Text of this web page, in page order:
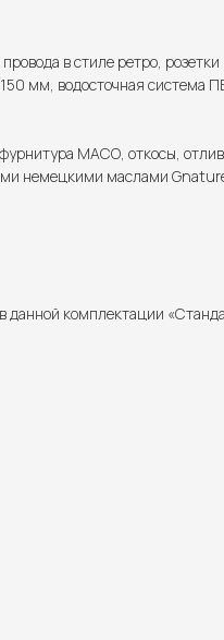
в стиле ретро,
мм, водосточная система
МАСО, откосы,
немецкими маслами
комплектации